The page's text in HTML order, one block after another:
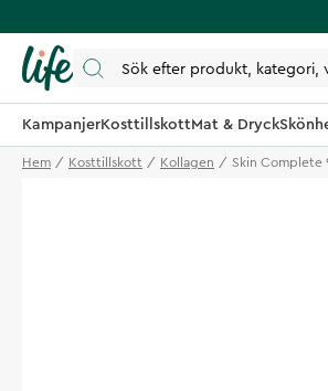
KampanjerKosttillskottMat & Dryck
Hem Kosttillskott Kollagen Skin Complete